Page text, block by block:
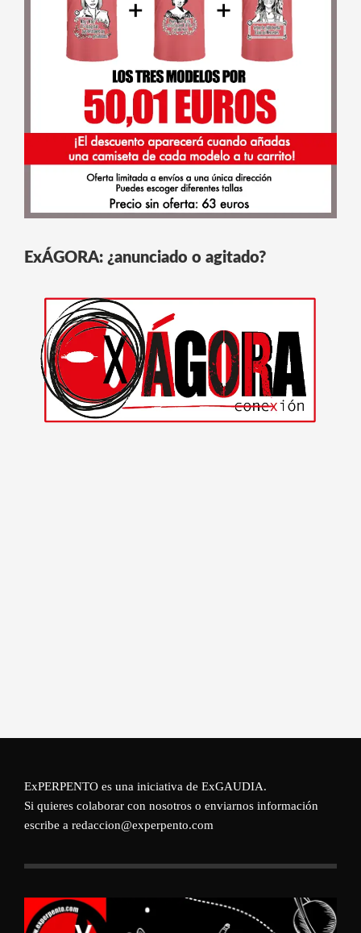
ExÁGORA: ¿anunciado o agitado?
ExPERPENTO es una iniciativa de ExGAUDIA.
Si quieres colaborar con nosotros o enviarnos información
escribe a redaccion@experpento.com